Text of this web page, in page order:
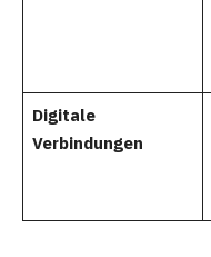
Digitale
Verbindungen